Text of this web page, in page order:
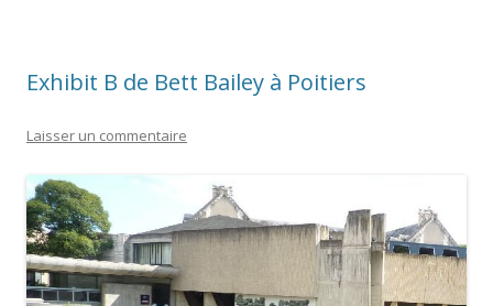
Exhibit B de Bett Bailey à Poitiers
Laisser un commentaire